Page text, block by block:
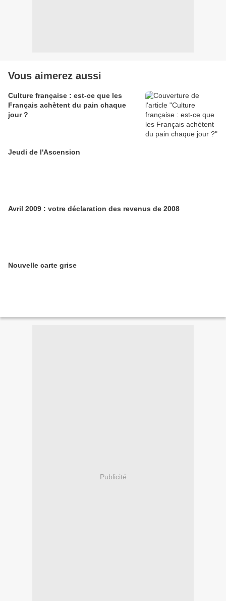
Vous aimerez aussi
Culture française : est-ce que les
Français achètent du pain chaque
jour ?
Jeudi de l'Ascension
Avril 2009 : votre déclaration des revenus de 2008
Nouvelle carte grise
Publicité